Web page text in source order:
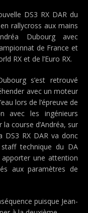
DS3 RX DAR du
rallycross aux mains
Dubourg avec
de France et
RX et de l’Euro RX.
s’est retrouvé
avec un moteur
lors de l’épreuve de
avec les ingénieurs
course d’Andréa, sur
DS3 RX DAR va donc
technique du DA
une attention
aux paramètres de
puisque Jean-